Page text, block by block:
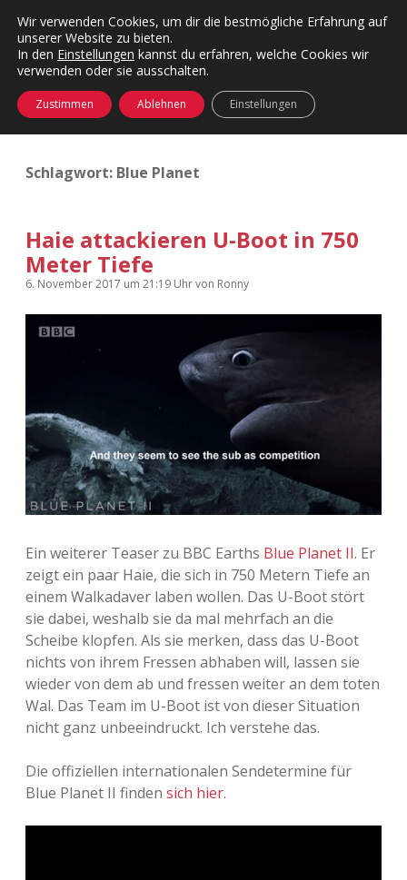
Kategorien
Menü
24 Hours Chilling
Die Wende
Doku
Nur mal so
Täglicher Sinnwahn
Visuelles
Wandnotizen
KFMW-Disco
Dates
Instagrams
Adventskalender
Adventskalender 2011
Adventskalender 2012
Adventskalender 2013
Adventskalender 2014
Adventskalender 2016
Adventskalender 2017
Adventskalender 2018
Adventskalender 2019
Adventskalender 2021
Adventskalender 2022
facebook
instagram
rsssoundcloud
vimeoBluesky
öffnen
Schlagwort: Blue Planet
Haie attackieren U-Boot in 750
Meter Tiefe
6. November 2017 um 21:19 Uhrvon Ronny
Ein weiterer Teaser zu BBC Earths Blue Planet II. Er
zeigt ein paar Haie, die sich in 750 Metern Tiefe an
einem Walkadaver laben wollen. Das U-Boot stört
sie dabei, weshalb sie da mal mehrfach an die
Scheibe klopfen. Als sie merken, dass das U-Boot
nichts von ihrem Fressen abhaben will, lassen sie
wieder von dem ab und fressen weiter an dem toten
Wal. Das Team im U-Boot ist von dieser Situation
nicht ganz unbeeindruckt. Ich verstehe das.
Die offiziellen internationalen Sendetermine für
Blue Planet II finden sich hier.
Wir verwenden Cookies, um dir die bestmögliche Erfahrung auf
unserer Website zu bieten.
In den Einstellungen kannst du erfahren, welche Cookies wir
verwenden oder sie ausschalten.
Zustimmen Ablehnen Einstellungen